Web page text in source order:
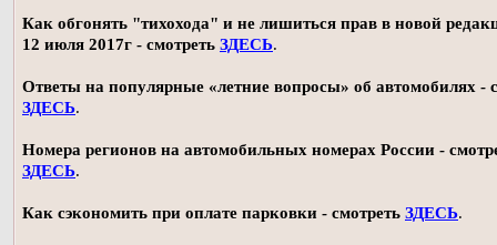
Как обгонять "тихохода" и не лишиться прав в новой
12 июля 2017г - смотреть ЗДЕСЬ.
Ответы на популярные «летние вопросы» об автомобилях -
ЗДЕСЬ.
Номера регионов на автомобильных номерах России -
ЗДЕСЬ.
Как сэкономить при оплате парковки - смотреть ЗДЕСЬ.